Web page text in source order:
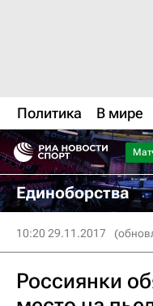
Политика В мире
Единоборства
10:20 29.11.2017
Россиянки